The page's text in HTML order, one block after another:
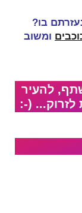
בו?
ומשוב
להעיר
לזרוק... (-: